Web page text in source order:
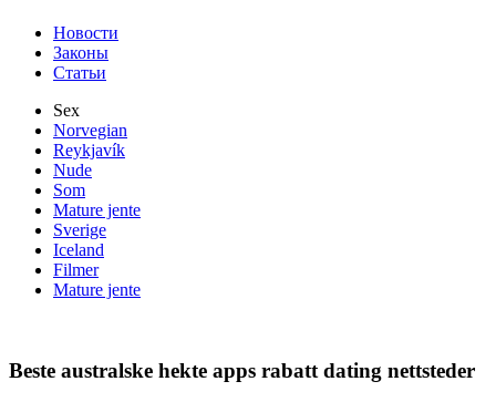
Новости
Законы
Статьи
Sex
Norvegian
Reykjavík
Nude
Som
Mature jente
Sverige
Iceland
Filmer
Mature jente
Beste australske hekte apps rabatt dating nettsteder